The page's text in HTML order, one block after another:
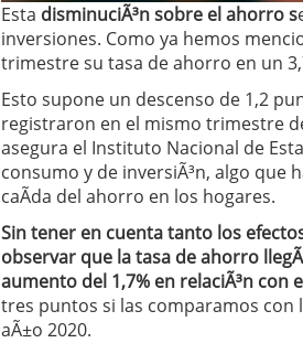
Esta disminuciÃ³n sobre el ahorro s
inversiones. Como ya hemos
trimestre su tasa de ahorro en un
Esto supone un descenso de 1,2
registraron en el mismo trimestre
asegura el Instituto Nacional de
consumo y de inversiÃ³n, algo que
caÃ­da del ahorro en los hogares.
Sin tener en cuenta tanto los
observar que la tasa de ahorro
aumento del 1,7% en relaciÃ³n
tres puntos si las comparamos
aÃ±o 2020.